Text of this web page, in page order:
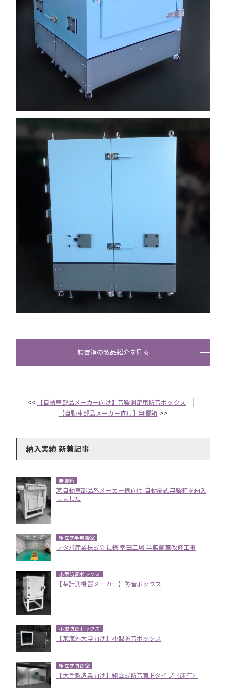
無響箱の製品紹介を見る
<<
【自動車部品メーカー向け】音響測定用防音ボックス
【自動車部品メーカー向け】無響箱 >>
納入実績 新着記事
無響箱
某自動車部品系メーカー様向け 自動扉式無響箱を納入
しました
組立式半無響室
フタバ産業株式会社様 幸田工場 半無響室改修工事
小型防音ボックス
【某計測機器メーカー】防音ボックス
小型防音ボックス
【某海外大学向け】小型防音ボックス
組立式防音室
【大手製造業向け】組立式防音室 Hタイプ〈床有〉